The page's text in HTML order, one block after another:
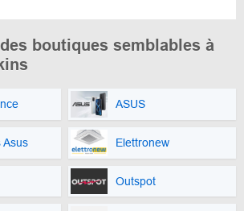
boutiques semblables à
ASUS
Asus Elettronew
Outspot